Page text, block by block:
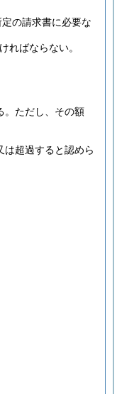
の請求書に必要な
ればならない。
ただし、その額
超過すると認めら